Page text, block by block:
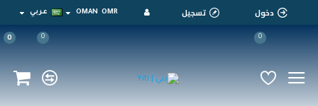
دخول تسجيل OMR
OMAN عربي
0
0
0